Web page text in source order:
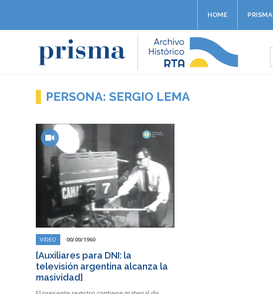
HOME PRISMA
PERSONA: SERGIO LEMA
VIDEO 00/00/1960
[Auxiliares para DNI: la
televisión argentina alcanza la
masividad]